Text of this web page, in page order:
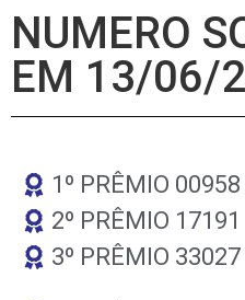
NUMERO
EM 13/06/
1º PRÊMIO 00958
2º PRÊMIO 17191
3º PRÊMIO 33027